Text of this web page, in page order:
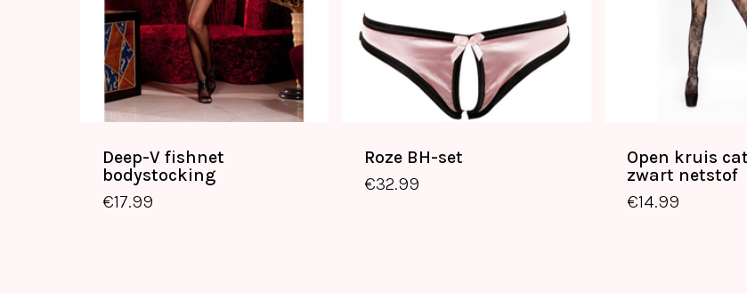
Deep-V fishnet
bodystocking
€17.99
Roze BH-set
€32.99
Open kruis
zwart netstof
€14.99
€